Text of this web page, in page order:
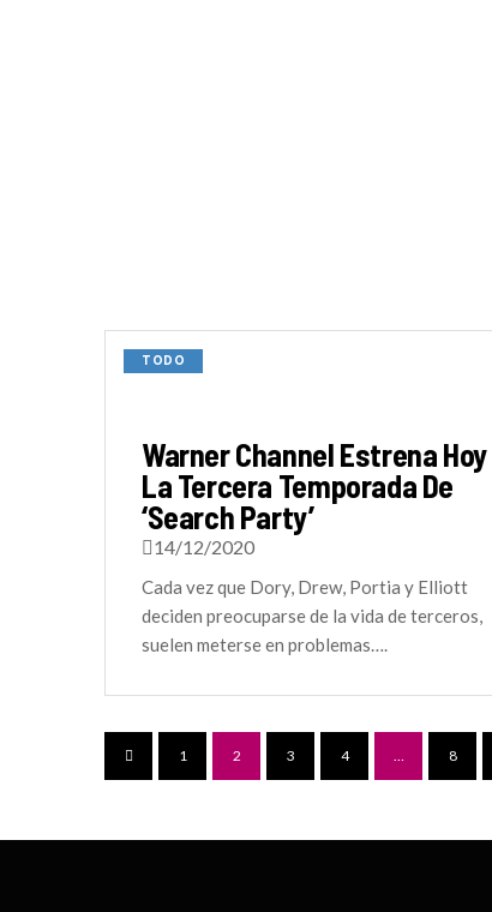
TODO
Warner Channel Estrena Hoy
La Tercera Temporada De
‘Search Party’
14/12/2020
Cada vez que Dory, Drew, Portia y Elliott
deciden preocuparse de la vida de terceros,
suelen meterse en problemas….
1 2 3 4 … 8